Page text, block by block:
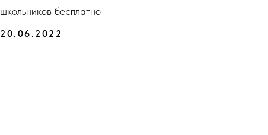
школьников бесплатно
20.06.2022